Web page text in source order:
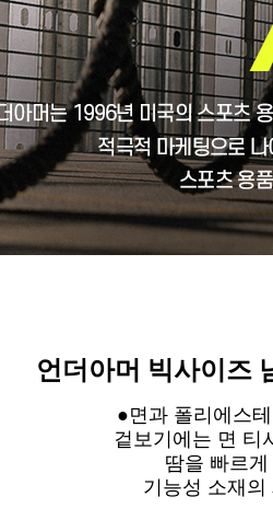
언더아머 빅사이즈
●면과 폴리에스
겉보기에는 면 티
땀을 빠르
기능성 소재의